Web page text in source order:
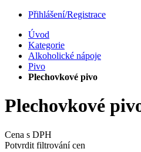
Přihlášení/Registrace
Úvod
Kategorie
Alkoholické nápoje
Pivo
Plechovkové pivo
Plechovkové
Cena s DPH
Potvrdit filtrování cen